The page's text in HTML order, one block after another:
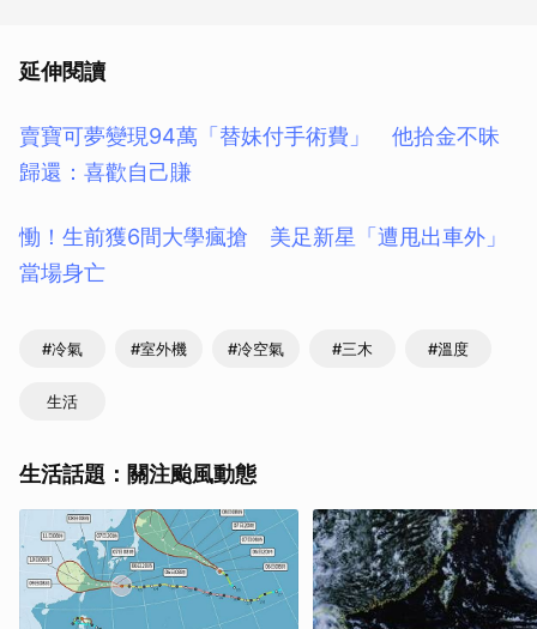
延伸閱讀
賣寶可夢變現94萬「替妹付手術費」 他拾金不昧
歸還：喜歡自己賺
慟！生前獲6間大學瘋搶 美足新星「遭甩出車外」
當場身亡
#冷氣 #室外機 #冷空氣 #三木 #溫度
生活
生活話題：關注颱風動態